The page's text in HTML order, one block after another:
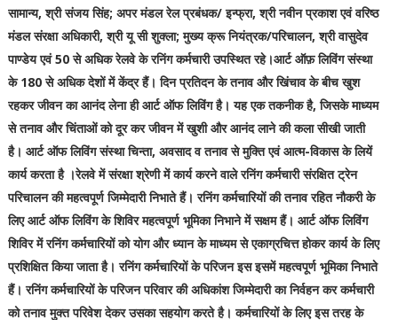
सामान्य, श्री संजय सिंह; अपर मंडल रेल प्रबंधक/ इन्फ्रा, श्री नवीन प्रकाश एवं वरिष्ठ
मंडल संरक्षा अधिकारी, श्री यू सी शुक्ला; मुख्य क्रू नियंत्रक/परिचालन, श्री वासुदेव
पाण्डेय एवं 50 से अधिक रेलवे के रनिंग कर्मचारी उपस्थित रहे।आर्ट ऑफ़ लिविंग संस्था
के 180 से अधिक देशों में केंद्र हैं। दिन प्रतिदन के तनाव और खिंचाव के बीच खुश
रहकर जीवन का आनंद लेना ही आर्ट ऑफ लिविंग है। यह एक तकनीक है, जिसके माध्यम
से तनाव और चिंताओं को दूर कर जीवन में खुशी और आनंद लाने की कला सीखी जाती
है। आर्ट ऑफ लिविंग संस्था चिन्ता, अवसाद व तनाव से मुक्ति एवं आत्म-विकास के लियें
कार्य करता है ।रेलवे में संरक्षा श्रेणी में कार्य करने वाले रनिंग कर्मचारी संरक्षित ट्रेन
परिचालन की महत्वपूर्ण जिम्मेदारी निभाते हैं। रनिंग कर्मचारियों की तनाव रहित नौकरी के
लिए आर्ट ऑफ लिविंग के शिविर महत्वपूर्ण भूमिका निभाने में सक्षम हैं। आर्ट ऑफ लिविंग
शिविर में रनिंग कर्मचारियों को योग और ध्यान के माध्यम से एकाग्रचित्त होकर कार्य के लिए
प्रशिक्षित किया जाता है। रनिंग कर्मचारियों के परिजन इस इसमें महत्वपूर्ण भूमिका निभाते
हैं। रनिंग कर्मचारियों के परिजन परिवार की अधिकांश जिम्मेदारी का निर्वहन कर कर्मचारी
को तनाव मुक्त परिवेश देकर उसका सहयोग करते है। कर्मचारियों के लिए इस तरह के